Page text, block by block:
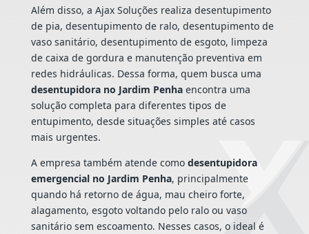
Além disso, a Ajax Soluções realiza desentupimento
de pia, desentupimento de ralo, desentupimento de
vaso sanitário, desentupimento de esgoto, limpeza
de caixa de gordura e manutenção preventiva em
redes hidráulicas. Dessa forma, quem busca uma
desentupidora no Jardim Penhaencontra uma
solução completa para diferentes tipos de
entupimento, desde situações simples até casos
mais urgentes.
A empresa também atende como desentupidora
emergencial no Jardim Penha, principalmente
quando há retorno de água, mau cheiro forte,
alagamento, esgoto voltando pelo ralo ou vaso
sanitário sem escoamento. Nesses casos, o ideal é